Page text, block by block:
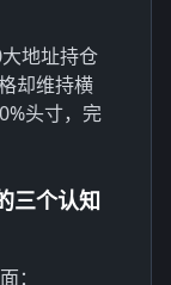
地址持仓
却维持横
头寸，完
三个认知
：